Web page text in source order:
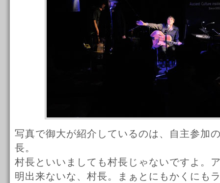
写真で御大が紹介しているのは、自主参加
長。
村長といいましても村長じゃないですよ。
明出来ないな、村長。まぁとにもかくにも